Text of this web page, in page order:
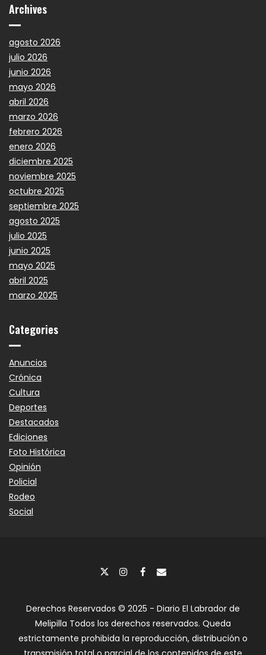
Archives
agosto 2026
julio 2026
junio 2026
mayo 2026
abril 2026
marzo 2026
febrero 2026
enero 2026
diciembre 2025
noviembre 2025
octubre 2025
septiembre 2025
agosto 2025
julio 2025
junio 2025
mayo 2025
abril 2025
marzo 2025
Categories
Anuncios
Crónica
Cultura
Deportes
Destacados
Ediciones
Foto Histórica
Opinión
Policial
Rodeo
Social
Derechos Reservados © 2025 - Diario El Labrador de
Melipilla Todos los derechos reservados. Queda
estrictamente prohibida la reproducción, distribución o